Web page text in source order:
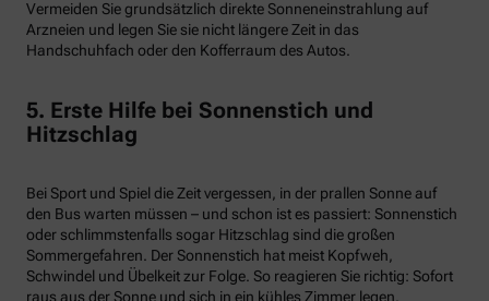
Vermeiden Sie grundsätzlich direkte Sonneneinstrahlung auf
Arzneien und legen Sie sie nicht längere Zeit in das
Handschuhfach oder den Kofferraum des Autos.
5. Erste Hilfe bei Sonnenstich und
Hitzschlag
Bei Sport und Spiel die Zeit vergessen, in der prallen Sonne auf
den Bus warten müssen – und schon ist es passiert: Sonnenstich
oder schlimmstenfalls sogar Hitzschlag sind die großen
Sommergefahren. Der Sonnenstich hat meist Kopfweh,
Schwindel und Übelkeit zur Folge. So reagieren Sie richtig: Sofort
raus aus der Sonne und sich in ein kühles Zimmer legen.